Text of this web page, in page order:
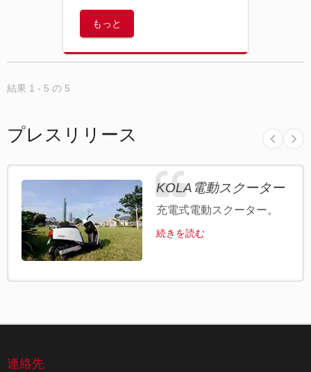
もっと
結果 1 - 5 の 5
プレスリリース
KOLA電動スクーター
充電式電動スクーター。
続きを読む
連絡先